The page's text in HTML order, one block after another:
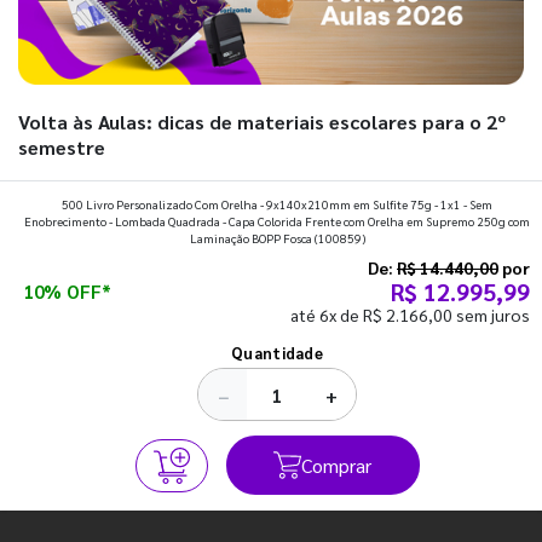
Volta às Aulas: dicas de materiais escolares para o 2º
semestre
Prepare a mochila, organize a rotina e descubra os materiais
que fazem toda diferença para começar o segundo
500 Livro Personalizado Com Orelha - 9x140x210mm em Sulfite 75g - 1x1 - Sem
Enobrecimento - Lombada Quadrada - Capa Colorida Frente com Orelha em Supremo 250g com
Laminação BOPP Fosca (100859)
10% OFF*
De: R$ 14.440,00 por
R$ 12.995,99
até 6x de R$ 2.166,00 sem juros
Quantidade
− +
Comprar